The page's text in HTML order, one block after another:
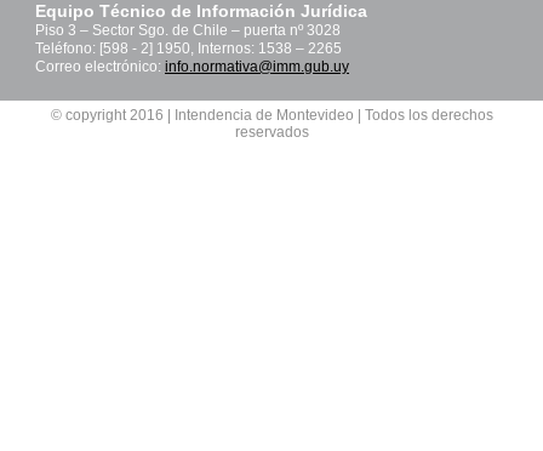
Equipo Técnico de Información Jurídica
Piso 3 – Sector Sgo. de Chile – puerta nº 3028
Teléfono: [598 - 2] 1950, Internos: 1538 – 2265
Correo electrónico: info.normativa@imm.gub.uy
© copyright 2016 | Intendencia de Montevideo | Todos los derechos
reservados